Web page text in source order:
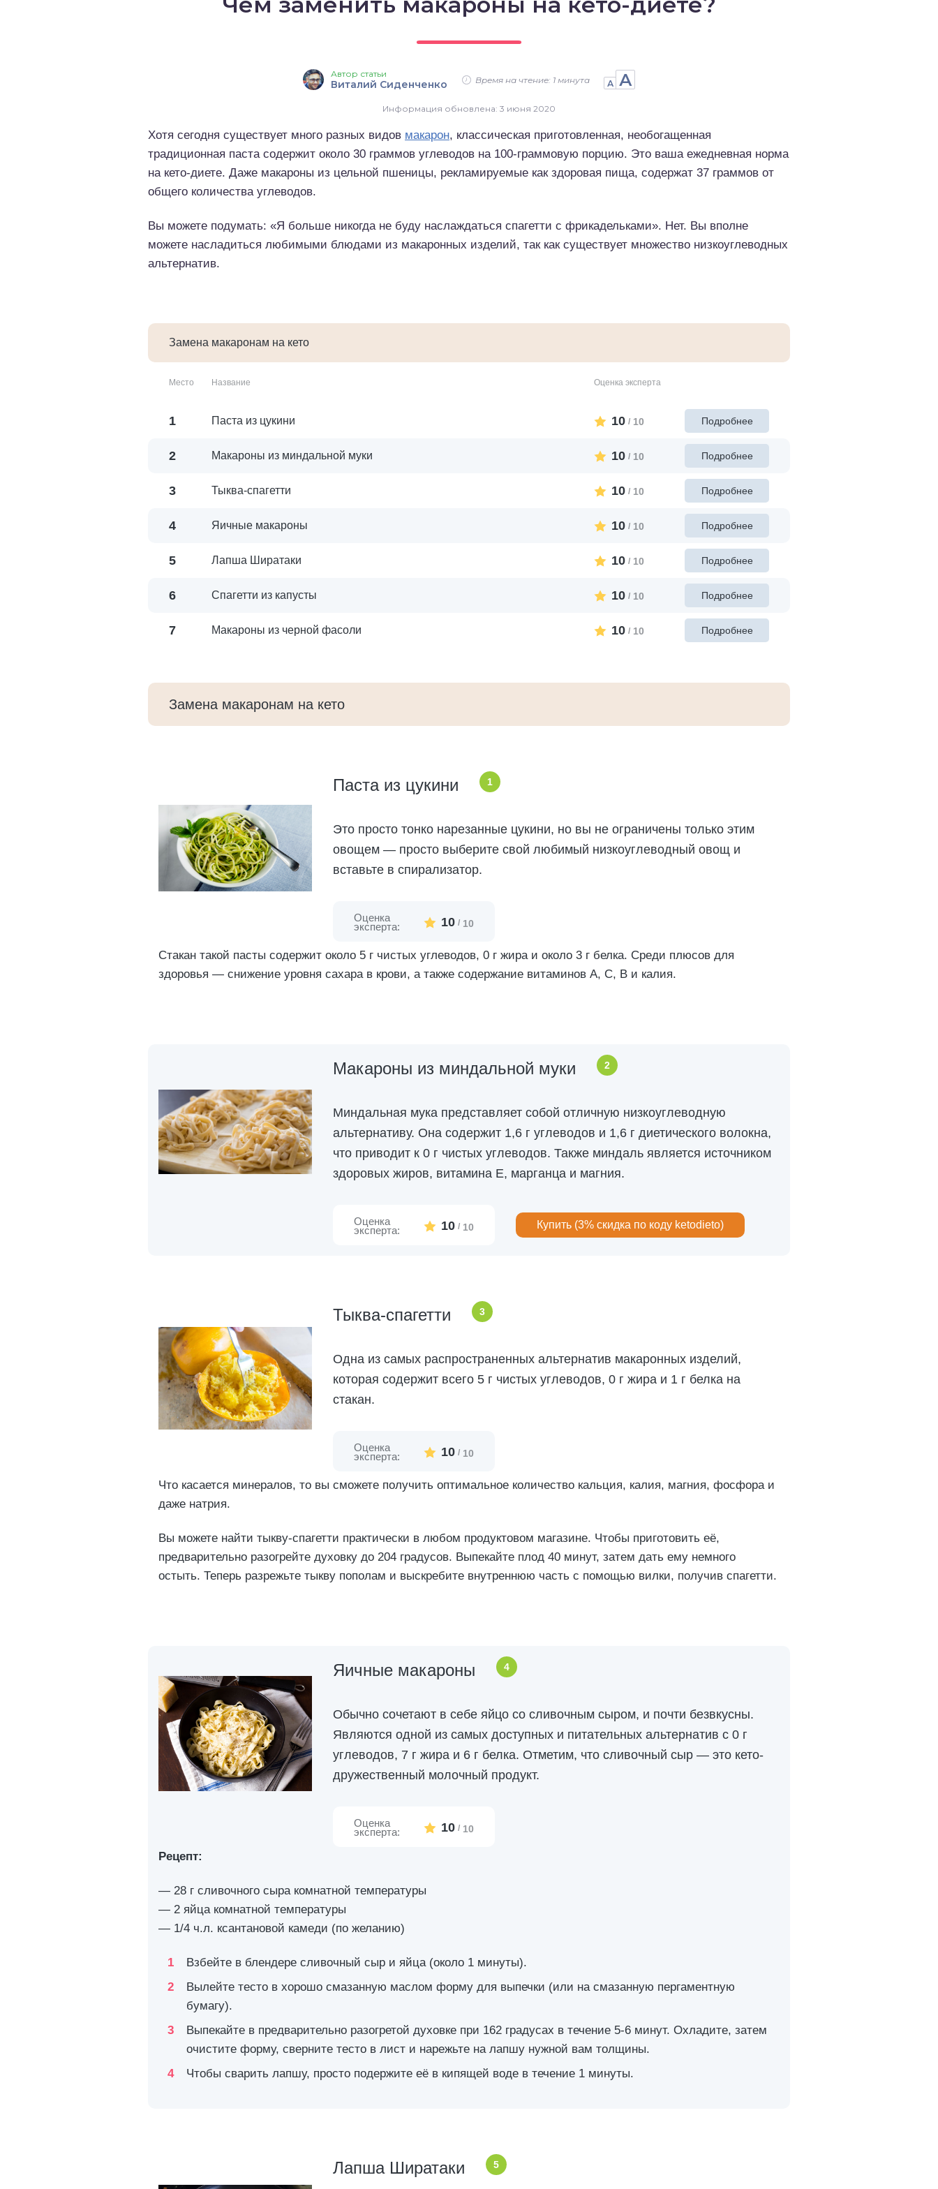
Автор статьи
Виталий Сиденченко Время на чтение: 1 минута А А
Информация обновлена: 3 июня 2020
Хотя сегодня существует много разных видов макарон, классическая приготовленная, необогащенная
традиционная паста содержит около 30 граммов углеводов на 100-граммовую порцию. Это ваша ежедневная норма
на кето-диете. Даже макароны из цельной пшеницы, рекламируемые как здоровая пища, содержат 37 граммов от
общего количества углеводов.
Вы можете подумать: «Я больше никогда не буду наслаждаться спагетти с фрикадельками». Нет. Вы вполне
можете насладиться любимыми блюдами из макаронных изделий, так как существует множество низкоуглеводных
альтернатив.
Замена макаронам на кето
Место Название Оценка эксперта
1 Паста из цукини 10 / 10 Подробнее
2 Макароны из миндальной муки 10 / 10 Подробнее
3 Тыква-спагетти 10 / 10 Подробнее
4 Яичные макароны 10 / 10 Подробнее
5 Лапша Ширатаки 10 / 10 Подробнее
6 Спагетти из капусты 10 / 10 Подробнее
7 Макароны из черной фасоли 10 / 10 Подробнее
Замена макаронам на кето
Паста из цукини 1
Это просто тонко нарезанные цукини, но вы не ограничены только этим
овощем — просто выберите свой любимый низкоуглеводный овощ и
вставьте в спирализатор.
Оценка
эксперта: 10 / 10
Стакан такой пасты содержит около 5 г чистых углеводов, 0 г жира и около 3 г белка. Среди плюсов для
здоровья — снижение уровня сахара в крови, а также содержание витаминов А, С, В и калия.
Макароны из миндальной муки 2
Миндальная мука представляет собой отличную низкоуглеводную
альтернативу. Она содержит 1,6 г углеводов и 1,6 г диетического волокна,
что приводит к 0 г чистых углеводов. Также миндаль является источником
здоровых жиров, витамина Е, марганца и магния.
Оценка
эксперта: 10 / 10 Купить (3% скидка по коду ketodieto)
Тыква-спагетти 3
Одна из самых распространенных альтернатив макаронных изделий,
которая содержит всего 5 г чистых углеводов, 0 г жира и 1 г белка на
стакан.
Оценка
эксперта: 10 / 10
Что касается минералов, то вы сможете получить оптимальное количество кальция, калия, магния, фосфора и
даже натрия.
Вы можете найти тыкву-спагетти практически в любом продуктовом магазине. Чтобы приготовить её,
предварительно разогрейте духовку до 204 градусов. Выпекайте плод 40 минут, затем дать ему немного
остыть. Теперь разрежьте тыкву пополам и выскребите внутреннюю часть с помощью вилки, получив спагетти.
Яичные макароны 4
Обычно сочетают в себе яйцо со сливочным сыром, и почти безвкусны.
Являются одной из самых доступных и питательных альтернатив с 0 г
углеводов, 7 г жира и 6 г белка. Отметим, что сливочный сыр — это кето-
дружественный молочный продукт.
Оценка
эксперта: 10 / 10
Рецепт:
— 28 г сливочного сыра комнатной температуры
— 2 яйца комнатной температуры
— 1/4 ч.л. ксантановой камеди (по желанию)
Взбейте в блендере сливочный сыр и яйца (около 1 минуты).
Вылейте тесто в хорошо смазанную маслом форму для выпечки (или на смазанную пергаментную
бумагу).
Выпекайте в предварительно разогретой духовке при 162 градусах в течение 5-6 минут. Охладите, затем
очистите форму, сверните тесто в лист и нарежьте на лапшу нужной вам толщины.
Чтобы сварить лапшу, просто подержите её в кипящей воде в течение 1 минуты.
Лапша Ширатаки 5